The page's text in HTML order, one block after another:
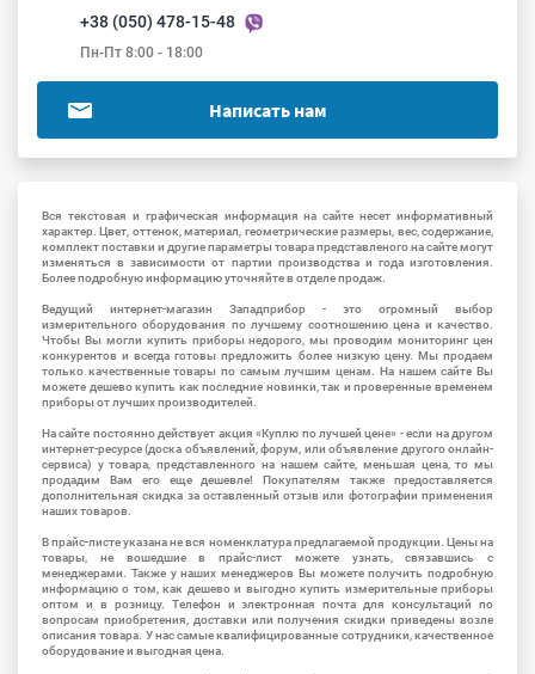
+38 (050) 478-15-48
Пн-Пт 8:00 - 18:00
Написать нам
Вся текстовая и графическая информация на сайте несет информативный
характер. Цвет, оттенок, материал, геометрические размеры, вес, содержание,
комплект поставки и другие параметры товара представленого на сайте могут
изменяться в зависимости от партии производства и года изготовления.
Более подробную информацию уточняйте в отделе продаж.
Ведущий интернет-магазин Западприбор - это огромный выбор
измерительного оборудования по лучшему соотношению цена и качество.
Чтобы Вы могли купить приборы недорого, мы проводим мониторинг цен
конкурентов и всегда готовы предложить более низкую цену. Мы продаем
только качественные товары по самым лучшим ценам. На нашем сайте Вы
можете дешево купить как последние новинки, так и проверенные временем
приборы от лучших производителей.
На сайте постоянно действует акция «Куплю по лучшей цене» - если на другом
интернет-ресурсе (доска объявлений, форум, или объявление другого онлайн-
сервиса) у товара, представленного на нашем сайте, меньшая цена, то мы
продадим Вам его еще дешевле! Покупателям также предоставляется
дополнительная скидка за оставленный отзыв или фотографии применения
наших товаров.
В прайс-листе указана не вся номенклатура предлагаемой продукции. Цены на
товары, не вошедшие в прайс-лист можете узнать, связавшись с
менеджерами. Также у наших менеджеров Вы можете получить подробную
информацию о том, как дешево и выгодно купить измерительные приборы
оптом и в розницу. Телефон и электронная почта для консультаций по
вопросам приобретения, доставки или получения скидки приведены возле
описания товара. У нас самые квалифицированные сотрудники, качественное
оборудование и выгодная цена.